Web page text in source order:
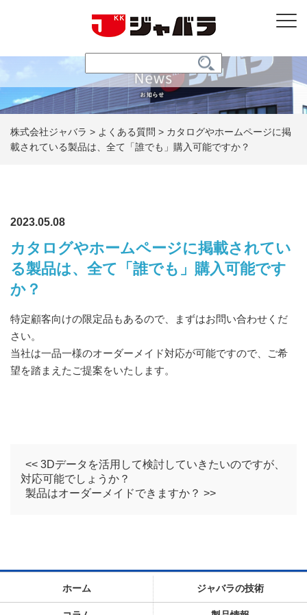
株式会社ジャバラ > よくある質問 > カタログやホームページに掲
載されている製品は、全て「誰でも」購入可能ですか？
2023.05.08
カタログやホームページに掲載されてい
る製品は、全て「誰でも」購入可能です
か？
特定顧客向けの限定品もあるので、まずはお問い合わせくだ
さい。
当社は一品一様のオーダーメイド対応が可能ですので、ご希
望を踏まえたご提案をいたします。
<< 3Dデータを活用して検討していきたいのですが、
対応可能でしょうか？
製品はオーダーメイドできますか？ >>
ホーム ジャバラの技術